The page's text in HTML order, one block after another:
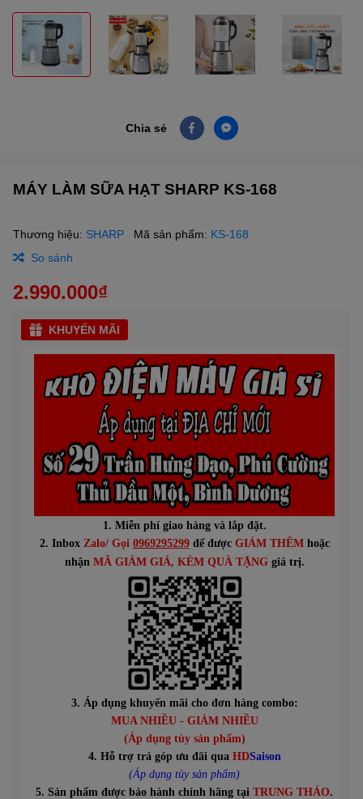
Chia sẻ
MÁY LÀM SỮA HẠT SHARP KS-168
Thương hiệu: SHARP Mã sản phẩm: KS-168
So sánh
2.990.000₫
KHUYẾN MÃI
1. Miễn phí giao hàng và lắp đặt.
2. Inbox Zalo/ Gọi 0969295299để được GIẢM THÊMhoặc
nhận MÃ GIẢM GIÁ, KÈM QUÀ TẶNGgiá trị.
3. Áp dụng khuyến mãi cho đơn hàng combo:
MUA NHIỀU - GIẢM NHIỀU
(Áp dụng tùy sản phẩm)
4. Hỗ trợ trả góp ưu đãi qua HDSaison
(Áp dụng tùy sản phẩm)
5. Sản phẩm được bảo hành chính hãng tại TRUNG THẢO.